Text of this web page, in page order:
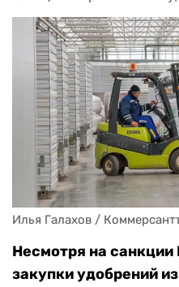
Илья Галахов /
Несмотря на
закупки удобрений